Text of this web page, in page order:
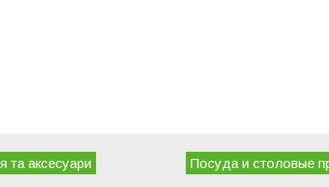
та аксесуари Посуда и столовые